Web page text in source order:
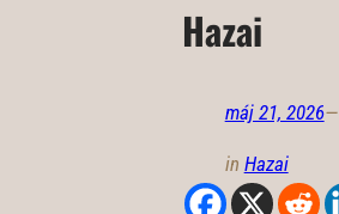
Hazai
máj 21, 2026—
in Hazai